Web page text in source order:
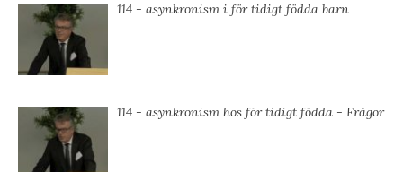
114 - asynkronism i för tidigt födda barn
114 - asynkronism hos för tidigt födda - Frågor